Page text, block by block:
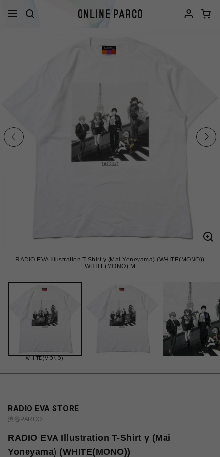
RADIO EVA Illustration T-Shirt γ (Mai Yoneyama) (WHITE(MONO))
WHITE(MONO) M
WHITE(MONO)
RADIO EVA STORE
渋谷PARCO
RADIO EVA Illustration T-Shirt γ (Mai
Yoneyama) (WHITE(MONO))